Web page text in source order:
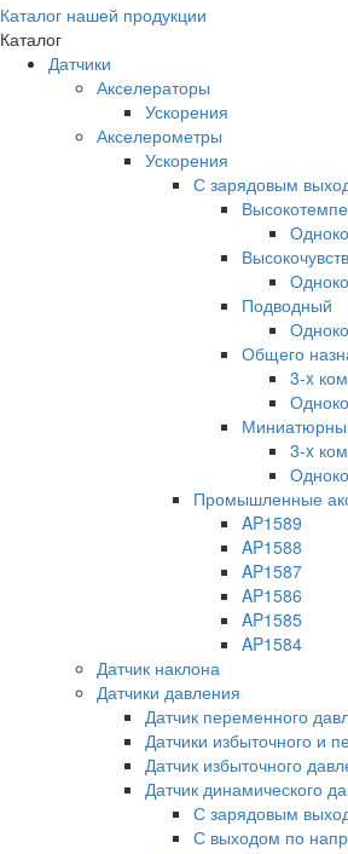
Каталог нашей продукции
Каталог
Датчики
Акселераторы
Ускорения
Акселерометры
Ускорения
С зарядовым
Подводный
Общего
3-x
3-x
Промышленные
AP1589
AP1588
AP1587
AP1586
AP1585
AP1584
Датчик наклона
Датчики давления
Датчик переменного
Датчики избыточного и
Датчик избыточного
Датчик динамического
С зарядовым
С выходом по